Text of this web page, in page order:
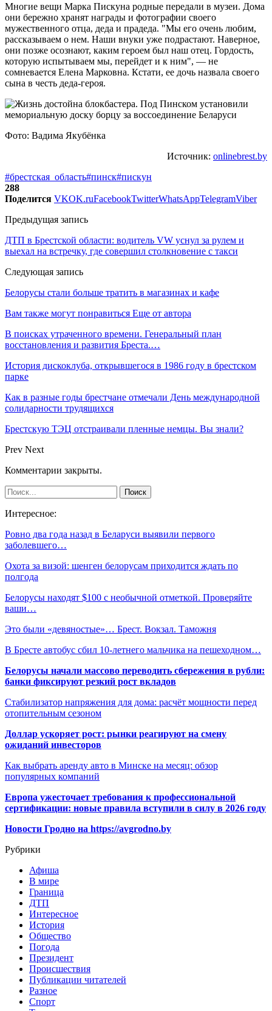
Многие вещи Марка Пискуна родные передали в музеи. Дома
они бережно хранят награды и фотографии своего
мужественного отца, деда и прадеда. "Мы его очень любим,
рассказываем о нем. Наши внуки уже подрастают. Наверное,
они позже осознают, каким героем был наш отец. Гордость,
которую испытываем мы, перейдет и к ним", — не
сомневается Елена Марковна. Кстати, ее дочь назвала своего
сына в честь деда-героя.
Фото: Вадима Якубёнка
Источник: onlinebrest.by
#брестская_область#пинск#пискун
288
Поделится VKOK.ruFacebookTwitterWhatsAppTelegramViber
Предыдущая запись
ДТП в Брестской области: водитель VW уснул за рулем и
выехал на встречку, где совершил столкновение с такси
Следующая запись
Белорусы стали больше тратить в магазинах и кафе
Вам также могут понравиться Еще от автора
В поисках утраченного времени. Генеральный план
восстановления и развития Бреста.…
История дискоклуба, открывшегося в 1986 году в брестском
парке
Как в разные годы брестчане отмечали День международной
солидарности трудящихся
Брестскую ТЭЦ отстраивали пленные немцы. Вы знали?
Prev Next
Комментарии закрыты.
Интересное:
Ровно два года назад в Беларуси выявили первого
заболевшего…
Охота за визой: шенген белорусам приходится ждать по
полгода
Белорусы находят $100 с необычной отметкой. Проверяйте
ваши…
Это были «девяностые»… Брест. Вокзал. Таможня
В Бресте автобус сбил 10-летнего мальчика на пешеходном…
Белорусы начали массово переводить сбережения в рубли:
банки фиксируют резкий рост вкладов
Стабилизатор напряжения для дома: расчёт мощности перед
отопительным сезоном
Доллар ускоряет рост: рынки реагируют на смену
ожиданий инвесторов
Как выбрать аренду авто в Минске на месяц: обзор
популярных компаний
Европа ужесточает требования к профессиональной
сертификации: новые правила вступили в силу в 2026 году
Новости Гродно на https://avgrodno.by
Рубрики
Афиша
В мире
Граница
ДТП
Интересное
История
Общество
Погода
Президент
Происшествия
Публикации читателей
Разное
Спорт